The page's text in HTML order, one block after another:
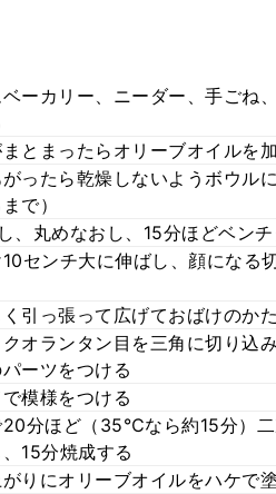
ーカリー、ニーダー、手ごね
とまったらオリーブオイルを
がったら乾燥しないようボウ
で）
、丸めなおし、15分ほどベン
センチ大に伸ばし、顔になる
引っ張って広げておばけのかた
クオランタン目を三角に切り込
ーツをつける
模様をつける
20分ほど（35℃なら約15分）
15分焼成する
りにオリーブオイルをハケで